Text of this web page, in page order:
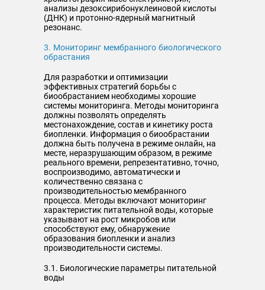
анализы дезоксирибонуклеиновой кислоты
(ДНК) и протонно-ядерный магнитный
резонанс.
3. Мониторинг мембранного биологического
обрастания
Для разработки и оптимизации
эффективных стратегий борьбы с
биообрастанием необходимы хорошие
системы мониторинга. Методы мониторинга
должны позволять определять
местонахождение, состав и кинетику роста
биопленки. Информация о биообрастании
должна быть получена в режиме онлайн, на
месте, неразрушающим образом, в режиме
реального времени, репрезентативно, точно,
воспроизводимо, автоматически и
количественно связана с
производительностью мембранного
процесса. Методы включают мониторинг
характеристик питательной воды, которые
указывают на рост микробов или
способствуют ему, обнаружение
образования биопленки и анализ
производительности системы.
3.1. Биологические параметры питательной
воды